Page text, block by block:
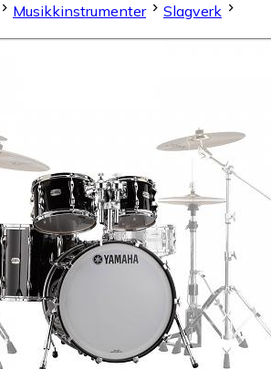
Musikkinstrumenter
Slagverk